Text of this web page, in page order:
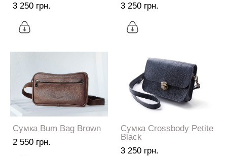
3 250 грн.
3 250 грн.
Сумка Bum Bag Brown
2 550 грн.
Сумка Crossbody Petite
Black
3 250 грн.